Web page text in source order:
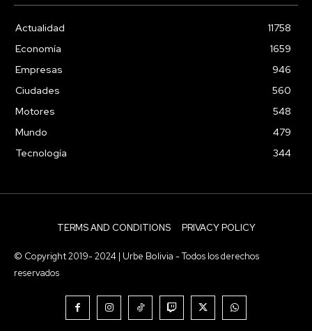
Actualidad
11758
Economía
1659
Empresas
946
Ciudades
560
Motores
548
Mundo
479
Tecnología
344
TERMS AND CONDITIONS PRIVACY POLICY
© Copyright 2019- 2024 | Urbe Bolivia - Todos los derechos
reservados